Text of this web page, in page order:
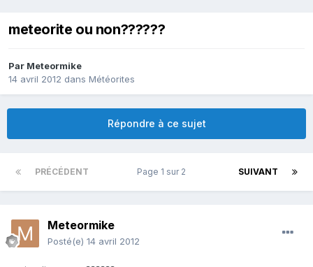
meteorite ou non??????
Par Meteormike
14 avril 2012 dans Météorites
Répondre à ce sujet
PRÉCÉDENT SUIVANT
Page 1 sur 2
Meteormike
Posté(e) 14 avril 2012